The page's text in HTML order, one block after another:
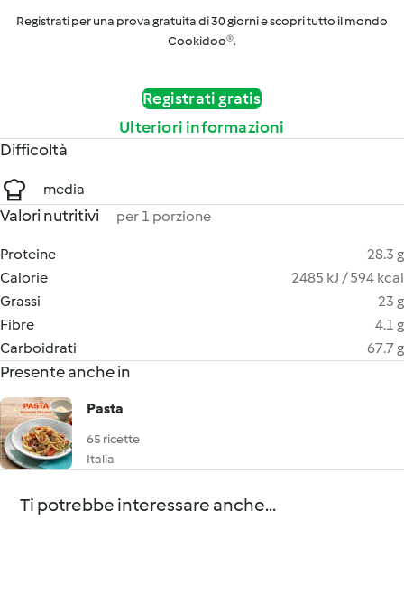
Registrati per una prova gratuita di 30 giorni e scopri tutto il mondo
Cookidoo®.
Registrati gratis
Ulteriori informazioni
Difficoltà
media
Valori nutritivi per 1 porzione
Proteine
28.3 g
Calorie
2485 kJ / 594 kcal
Grassi
23 g
Fibre
4.1 g
Carboidrati
67.7 g
Presente anche in
Pasta
65 ricette
Italia
Ti potrebbe interessare anche...